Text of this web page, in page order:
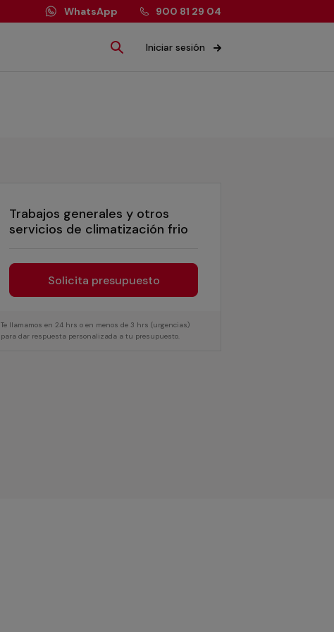
WhatsApp 900 81 29 04
Iniciar sesión
Trabajos generales y otros
servicios de climatización frio
Solicita presupuesto
Te llamamos en 24 hrs o en menos de 3 hrs (urgencias)
para dar respuesta personalizada a tu presupuesto.